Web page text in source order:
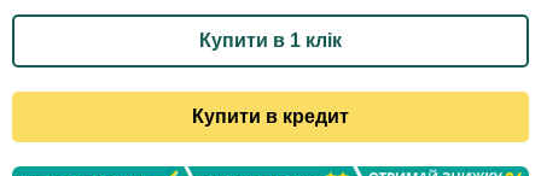
Купити в 1 клік
Купити в кредит